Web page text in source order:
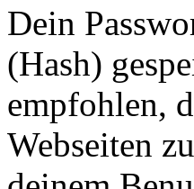
Dein
(Hash)
empfohlen,
Webseiten